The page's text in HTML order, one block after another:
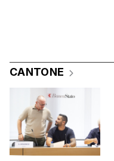
CANTONE